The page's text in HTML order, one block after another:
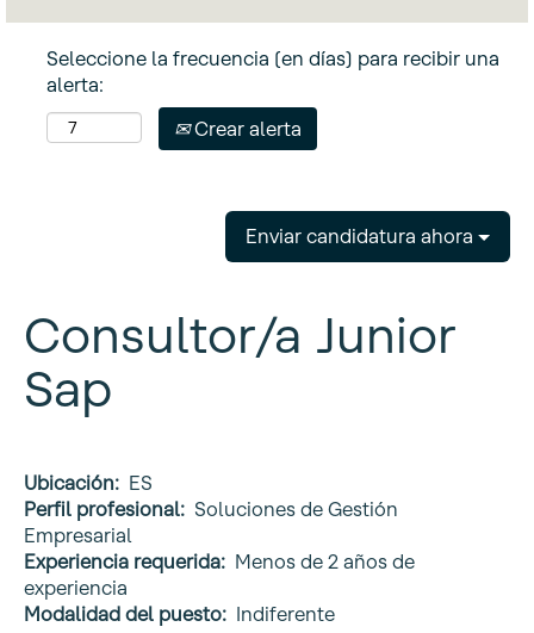
Seleccione la frecuencia (en días) para recibir una
alerta:
Crear alerta
Enviar candidatura ahora
Consultor/a Junior
Sap
Ubicación: ES
Perfil profesional: Soluciones de Gestión
Empresarial
Experiencia requerida: Menos de 2 años de
experiencia
Modalidad del puesto: Indiferente